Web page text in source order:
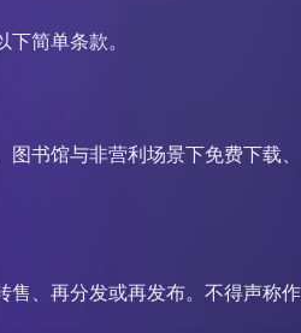
简单条款。
书馆与非营利场景下免费下载、
售、再分发或再发布。不得声称作